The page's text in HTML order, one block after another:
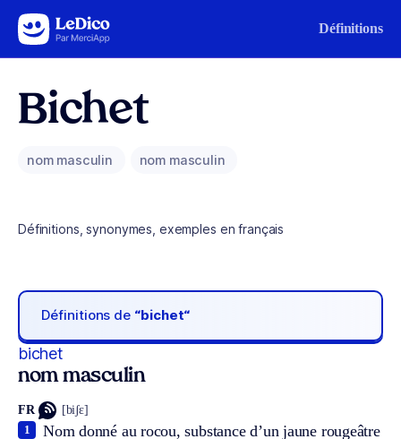
Aller au contenu Définitions
Bichet
nom masculin nom masculin
Définitions, synonymes, exemples en français
Définitions de “bichet“
bichet
nom masculin
FR [biʃɛ]
Nom donné au rocou, substance d’un jaune rougeâtre
1